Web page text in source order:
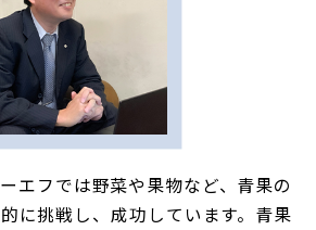
エフでは野菜や果物など、青果の
に挑戦し、成功しています。青果